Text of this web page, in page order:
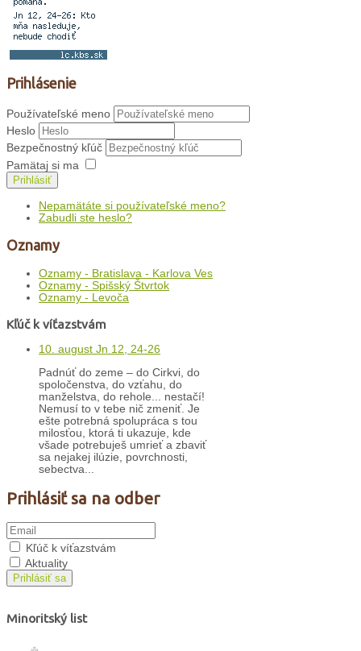
Prihlásenie
Používateľské meno
Heslo
Bezpečnostný kľúč
Pamätaj si ma
Prihlásiť
Nepamätáte si používateľské meno?
Zabudli ste heslo?
Oznamy
Oznamy - Bratislava - Karlova Ves
Oznamy - Spišský Štvrtok
Oznamy - Levoča
Kľúč k víťazstvám
10. august Jn 12, 24-26
Padnúť do zeme – do Cirkvi, do
spoločenstva, do vzťahu, do
manželstva, do rehole... nestačí!
Nemusí to v tebe nič zmeniť. Je
ešte potrebná spolupráca s tou
milosťou, ktorá ti ukazuje, kde
všade potrebuješ umrieť a zbaviť
sa nejakej ilúzie, povrchnosti,
sebectva...
Prihlásiť sa na odber
Kľúč k víťazstvám
Aktuality
Prihlásiť sa
Minoritský list